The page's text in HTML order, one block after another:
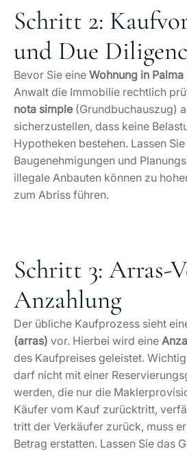
Schritt 2:
und Due
Bevor Sie eine Wohnung in
Anwalt die Immobilie rechtlich
nota simple (Grundbuchauszug)
sicherzustellen, dass keine
Hypotheken bestehen. Lassen
Baugenehmigungen und
illegale Anbauten können zu
zum Abriss führen.
Schritt 3:
Anzahlung
Der übliche Kaufprozess sieht
(arras) vor. Hierbei wird eine
des Kaufpreises geleistet.
darf nicht mit einer
werden, die nur die
Käufer vom Kauf zurücktritt,
tritt der Verkäufer zurück, muss
Betrag erstatten. Lassen Sie das